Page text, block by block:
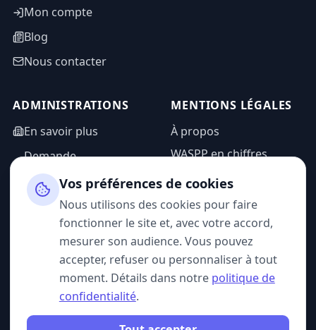
Mon compte
Blog
Nous contacter
ADMINISTRATIONS
En savoir plus
Demande
d'information
Espace admin
MENTIONS LÉGALES
À propos
WASPP en chiffres
Mentions légales
Politique de
confidentialité
CGU
SUIVEZ-NOUS
Vos préférences de cookies
Nous utilisons des cookies pour faire
fonctionner le site et, avec votre accord,
mesurer son audience. Vous pouvez
accepter, refuser ou personnaliser à tout
moment. Détails dans notre politique de
confidentialité.